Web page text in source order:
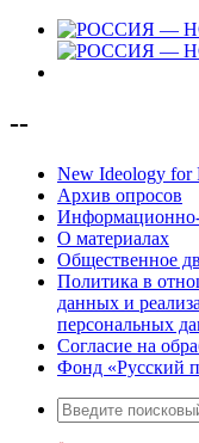
--
New Ideology for
Архив опросов
Информационно-
О материалах
Общественное
Политика в
данных и
персональных
Согласие на
Фонд «Русский